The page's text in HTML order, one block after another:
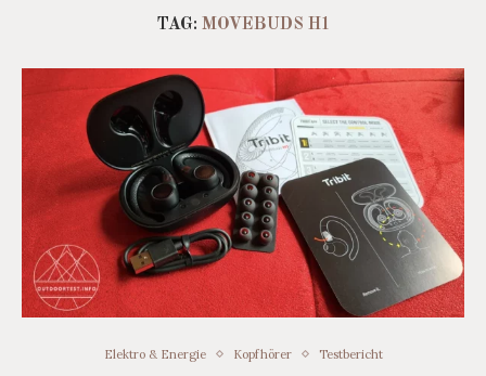
TAG: MOVEBUDS H1
Elektro & Energie Kopfhörer Testbericht